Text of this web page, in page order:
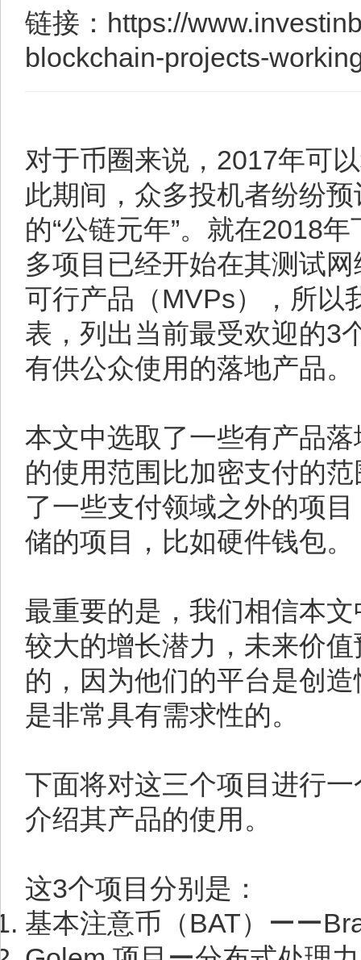
链接：https://
blockchain-projects-
对于币圈来说，2017年可
此期间，众多投机者纷纷
的“公链元年”。就在2018
多项目已经开始在其测试
可行产品（MVPs），所以
表，列出当前最受欢迎的3
有供公众使用的落地产品。
本文中选取了一些有产品
的使用范围比加密支付的
了一些支付领域之外的项
储的项目，比如硬件钱包。
最重要的是，我们相信本
较大的增长潜力，未来价
的，因为他们的平台是创
是非常具有需求性的。
下面将对这三个项目进行
介绍其产品的使用。
这3个项目分别是：
基本注意币（BAT）ーー